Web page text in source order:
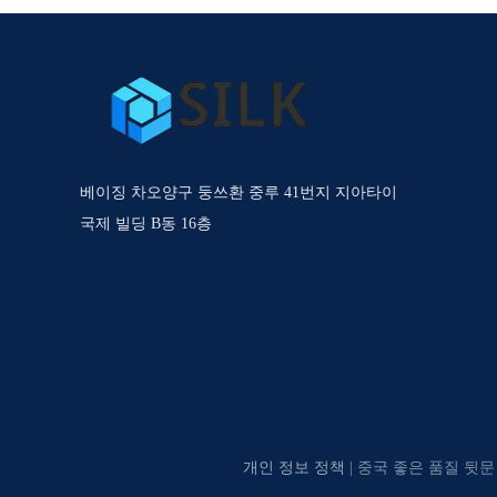
베이징 차오양구 둥쓰환 중루 41번지 지아타이
국제 빌딩 B동 16층
개인 정보 정책 | 중국 좋은 품질 뒷